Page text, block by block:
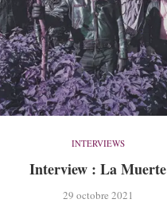
INTERVIEWS
Interview : La Muerte
29 octobre 2021